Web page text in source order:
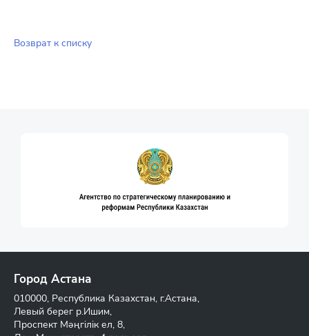
Возврат к списку
Город Астана
010000, Республика Казахстан, г.Астана,
Левый берег р.Ишим,
Проспект Мәңгілік ел, 8,